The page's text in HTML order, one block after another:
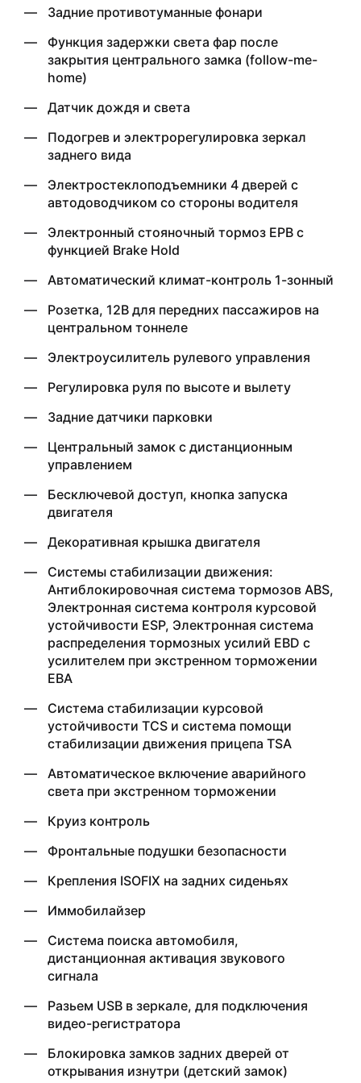
Задние противотуманные фонари
Функция задержки света фар после
закрытия центрального замка (follow-me-
home)
Датчик дождя и света
Подогрев и электрорегулировка зеркал
заднего вида
Электростеклоподъемники 4 дверей с
автодоводчиком со стороны водителя
Электронный стояночный тормоз EPB с
функцией Brake Hold
Автоматический климат-контроль 1-зонный
Розетка, 12В для передних пассажиров на
центральном тоннеле
Электроусилитель рулевого управления
Регулировка руля по высоте и вылету
Задние датчики парковки
Центральный замок с дистанционным
управлением
Бесключевой доступ, кнопка запуска
двигателя
Декоративная крышка двигателя
Системы стабилизации движения:
Антиблокировочная система тормозов ABS,
Электронная система контроля курсовой
устойчивости ESP, Электронная система
распределения тормозных усилий EBD с
усилителем при экстренном торможении
EBA
Система стабилизации курсовой
устойчивости TCS и система помощи
стабилизации движения прицепа TSA
Автоматическое включение аварийного
света при экстренном торможении
Круиз контроль
Фронтальные подушки безопасности
Крепления ISOFIX на задних сиденьях
Иммобилайзер
Система поиска автомобиля,
дистанционная активация звукового
сигнала
Разьем USB в зеркале, для подключения
видео-регистратора
Блокировка замков задних дверей от
открывания изнутри (детский замок)